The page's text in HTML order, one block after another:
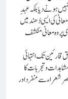
ہونے دیابلکہ عہد
کی ایسی دُھند میں
پر وہ معانی منکشف
قارئین تک انتہائی
و تجربات کا
شعراء سے منفرداور